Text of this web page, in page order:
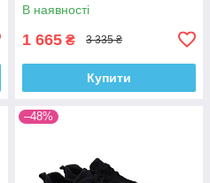
В наявності
1 665 ₴ 3 335 ₴
Купити
–48%